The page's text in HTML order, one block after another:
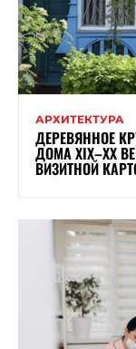
АРХИТЕКТУРА
ДЕРЕВЯННОЕ
ДОМА XIX–XX
ВИЗИТНОЙ